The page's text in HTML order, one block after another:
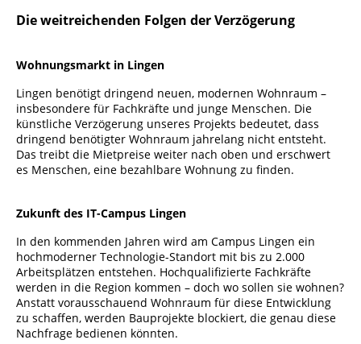
Die weitreichenden Folgen der Verzögerung
Wohnungsmarkt in Lingen
Lingen benötigt dringend neuen, modernen Wohnraum –
insbesondere für Fachkräfte und junge Menschen. Die
künstliche Verzögerung unseres Projekts bedeutet, dass
dringend benötigter Wohnraum jahrelang nicht entsteht.
Das treibt die Mietpreise weiter nach oben und erschwert
es Menschen, eine bezahlbare Wohnung zu finden.
Zukunft des IT-Campus Lingen
In den kommenden Jahren wird am Campus Lingen ein
hochmoderner Technologie-Standort mit bis zu 2.000
Arbeitsplätzen entstehen. Hochqualifizierte Fachkräfte
werden in die Region kommen – doch wo sollen sie wohnen?
Anstatt vorausschauend Wohnraum für diese Entwicklung
zu schaffen, werden Bauprojekte blockiert, die genau diese
Nachfrage bedienen könnten.